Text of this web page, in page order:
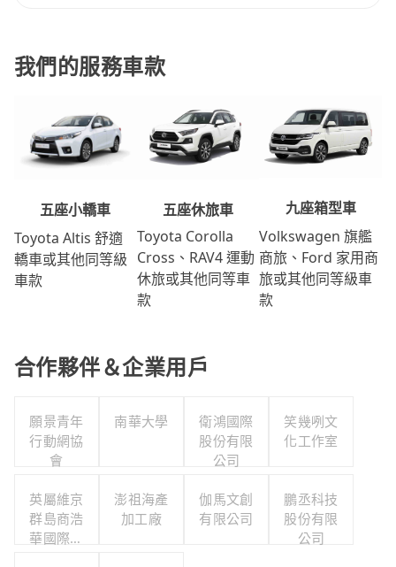
我們的服務車款
五座小轎車
Toyota Altis 舒適
轎車或其他同等級
車款
五座休旅車
Toyota Corolla
Cross、RAV4 運動
休旅或其他同等車
款
九座箱型車
Volkswagen 旗艦
商旅、Ford 家用商
旅或其他同等級車
款
合作夥伴＆企業用戶
願景青年
行動網協
會
南華大學
衛鴻國際
股份有限
公司
笑幾咧文
化工作室
英屬維京
群島商浩
華國際人
澎祖海產
加工廠
伽馬文創
有限公司
鵬丞科技
股份有限
公司